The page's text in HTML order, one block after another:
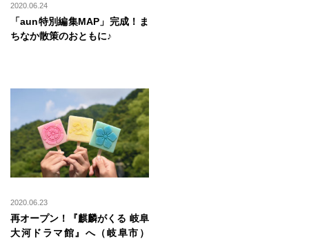
2020.06.24
「aun特別編集MAP」完成！ま
ちなか散策のおともに♪
2020.06.23
再オープン！『麒麟がくる 岐阜
大河ドラマ館』へ（岐阜市）